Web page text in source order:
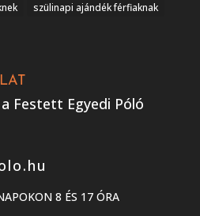
szülinapi ajándék férfiaknak
Festett Egyedi Póló
8 ÉS 17 ÓRA